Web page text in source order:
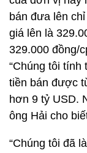
bán đưa lên
giá lên là
329.000 đồng/
“Chúng tôi tính
tiền bán được
hơn 9 tỷ USD.
ông Hải cho
“Chúng tôi đã